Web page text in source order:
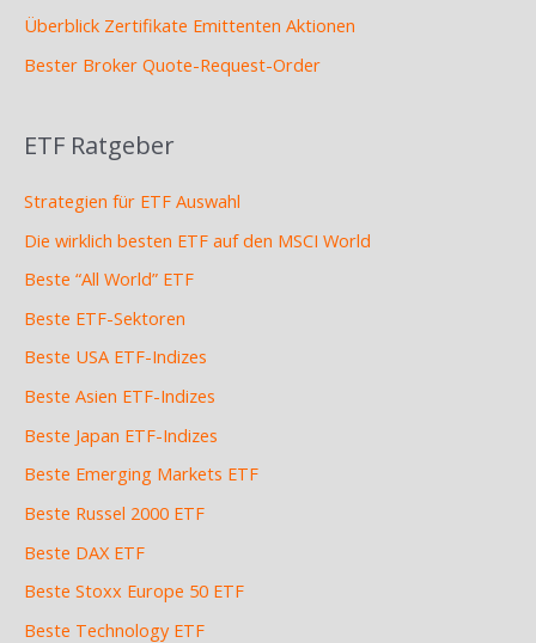
Überblick Zertifikate Emittenten Aktionen
Bester Broker Quote-Request-Order
ETF Ratgeber
Strategien für ETF Auswahl
Die wirklich besten ETF auf den MSCI World
Beste “All World” ETF
Beste ETF-Sektoren
Beste USA ETF-Indizes
Beste Asien ETF-Indizes
Beste Japan ETF-Indizes
Beste Emerging Markets ETF
Beste Russel 2000 ETF
Beste DAX ETF
Beste Stoxx Europe 50 ETF
Beste Technology ETF